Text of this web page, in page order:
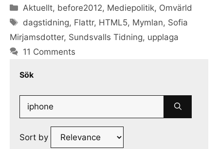
Categories
Aktuellt, before2012, Mediepolitik, Omvärld
Tags
dagstidning, Flattr, HTML5, Mymlan, Sofia
Mirjamsdotter, Sundsvalls Tidning, upplaga
11 Comments
Sök
Search
for:
Sort by